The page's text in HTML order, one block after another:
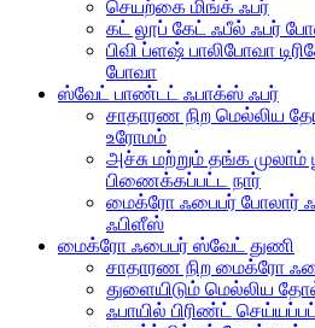
செயற்கை மிங்க் ஃபர்
கட் லூப் கேட் ஃபீல் ஃபர்
பிவி ப்ளஷ் பாலிபோவா
போவா
ஸ்வேட் பாண்டட் ஃபாக்ஸ் ஃபர்
சாதாரண நிற மெல்லிய
உரோமம்
அச்சு மற்றும் தங்க
பிணைக்கப்பட்ட நார்
மைக்ரோ ஃபைபர் போலார்
ஃபிளீஸ்
மைக்ரோ ஃபைபர் ஸ்வேட் துணி
சாதாரண நிற மைக்ரோ
துளையிடும் மெல்லிய
ஃபாயில் பிரிண்ட்